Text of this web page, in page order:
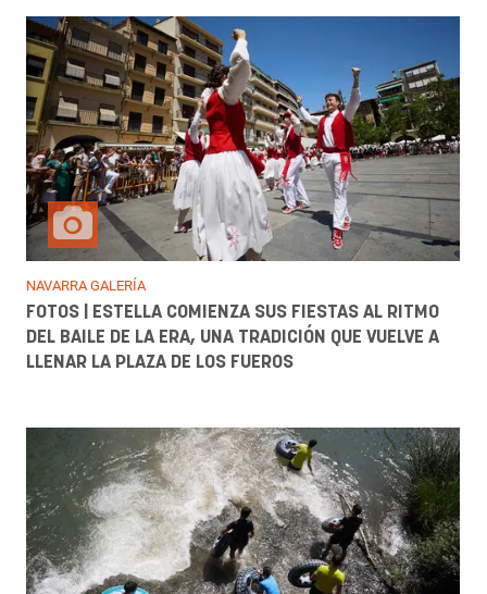
NAVARRA GALERÍA
FOTOS | ESTELLA COMIENZA SUS FIESTAS AL RITMO
DEL BAILE DE LA ERA, UNA TRADICIÓN QUE VUELVE A
LLENAR LA PLAZA DE LOS FUEROS